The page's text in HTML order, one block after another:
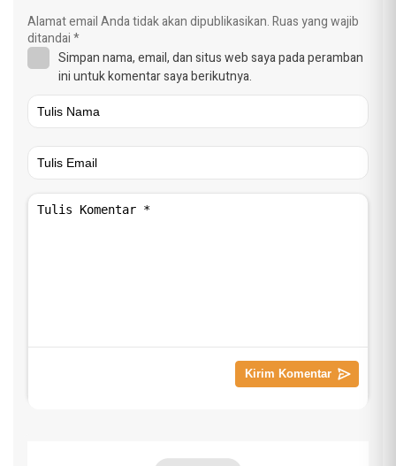
Alamat email Anda tidak akan dipublikasikan.Ruas yang wajib
ditandai*
Simpan nama, email, dan situs web saya pada peramban
ini untuk komentar saya berikutnya.